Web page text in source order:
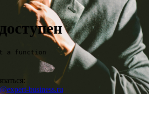
a function
business.ru